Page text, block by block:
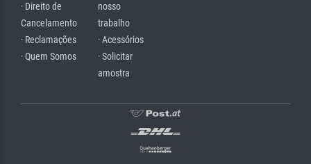
· Direito de
Cancelamento
· Reclamações
· Quem Somos
nosso
trabalho
· Acessórios
· Solicitar
amostra